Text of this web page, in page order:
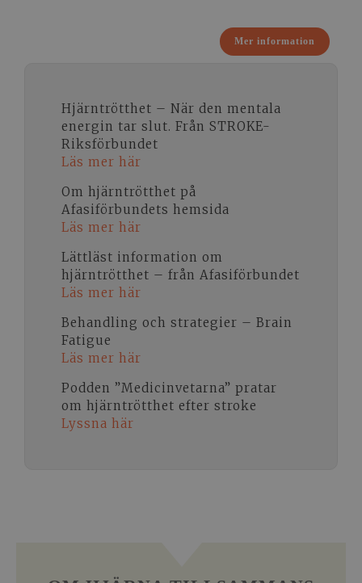
Hjärntrötthet – När den mentala
energin tar slut. Från STROKE-
Riksförbundet
Läs mer här
Om hjärntrötthet på
Afasiförbundets hemsida
Läs mer här
Lättläst information om
hjärntrötthet – från Afasiförbundet
Läs mer här
Behandling och strategier – Brain
Fatigue
Läs mer här
Podden ”Medicinvetarna” pratar
om hjärntrötthet efter stroke
Lyssna här